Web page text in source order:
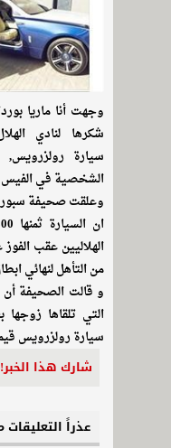
وجهت أنا ماريا
شكرها لنادي
سيارة
الشخصية في
وعلقت صحيفة سبورت
الهلاليين عقب
من التأهل لنهائي
و قالت الصحيفة أن
التي تلقاها
سيارة رولزرويس
شارك هذا الخبر!
عذراً